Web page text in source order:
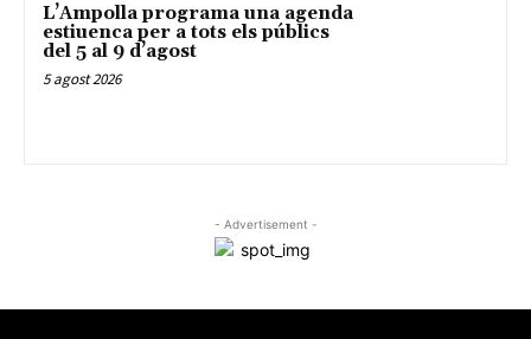
L’Ampolla programa una agenda
estiuenca per a tots els públics
del 5 al 9 d’agost
5 agost 2026
- Advertisement -